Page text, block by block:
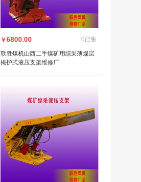
￥6800.00 0已售
联胜煤机山西二手煤矿用综采薄煤层
掩护式液压支架维修厂